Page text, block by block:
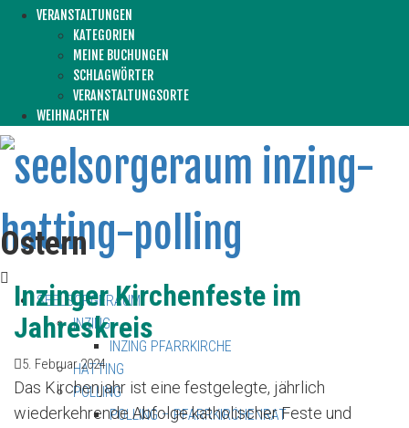
VERANSTALTUNGEN
KATEGORIEN
MEINE BUCHUNGEN
SCHLAGWÖRTER
VERANSTALTUNGSORTE
WEIHNACHTEN
SEELSORGERAUM
INZING
INZING PFARRKIRCHE
HATTING
POLLING
POLLING – PFARRKIRCHENRAT –
Ostern
Inzinger Kirchenfeste im
Jahreskreis
5. Februar 2024
Das Kirchenjahr ist eine festgelegte, jährlich
wiederkehrende Abfolge katholischer Feste und